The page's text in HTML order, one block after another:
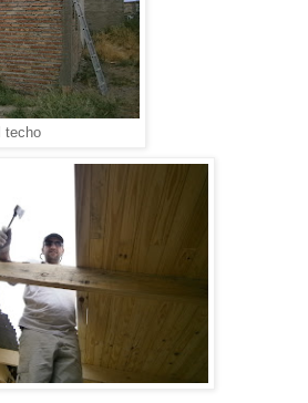
techo